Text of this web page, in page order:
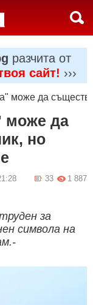
разчита от
сайт! ›››
може да
може да
но
1 887
33
за
символа на